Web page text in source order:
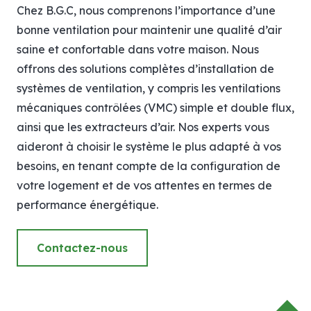
Chez B.G.C, nous comprenons l’importance d’une
bonne ventilation pour maintenir une qualité d’air
saine et confortable dans votre maison. Nous
offrons des solutions complètes d’installation de
systèmes de ventilation, y compris les ventilations
mécaniques contrôlées (VMC) simple et double flux,
ainsi que les extracteurs d’air. Nos experts vous
aideront à choisir le système le plus adapté à vos
besoins, en tenant compte de la configuration de
votre logement et de vos attentes en termes de
performance énergétique.
Contactez-nous